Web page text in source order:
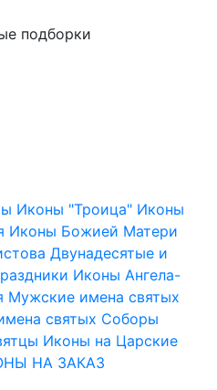
подборки
Иконы "Троица" Иконы
Иконы Божией Матери
Двунадесятые и
Иконы Ангела-
Мужские имена святых
святых Соборы
Иконы на Царские
НА ЗАКАЗ